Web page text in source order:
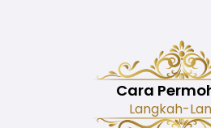
Cara
Langkah-